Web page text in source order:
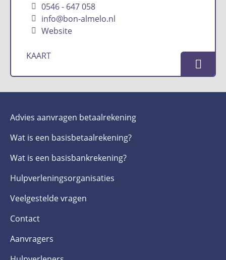
0546 - 647 058
info@bon-almelo.nl
Website
KAART
Advies aanvragen betaalrekening
Wat is een basis­betaalrekening?
Wat is een basis­bankrekening?
Hulpverlenings­organisaties
Veelgestelde­ vragen
Contact
Aanvragers